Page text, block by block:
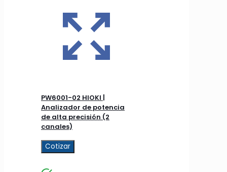
PW6001-02 HIOKI |
Analizador de potencia
de alta precisión (2
canales)
Cotizar